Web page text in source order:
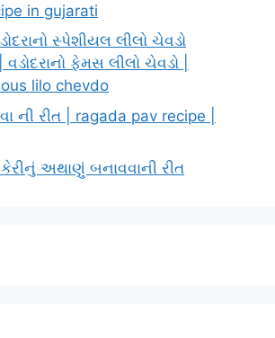
in gujarati
સ્પેશીયલ લીલો ચેવડો
ફેમસ લીલો ચેવડો |
lilo chevdo
ની રીત | ragada pav recipe |
અથાણું બનાવવાની રીત